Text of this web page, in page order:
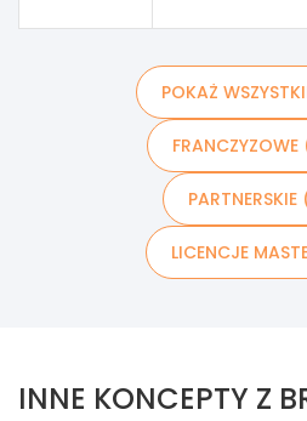
POKAŻ
PARTNERSKIE
LICENCJE
INNE KONCEPTY Z